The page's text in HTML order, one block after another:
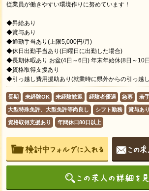
従業員が働きやすい環境作りに努めています！
◆昇給あり
◆賞与あり
◆通勤手当あり(上限5,000円/月)
◆休日出勤手当あり(日曜日に出勤した場合)
◆長期休暇あり お盆(4日～6日) 年末年始休(8日～10
◆資格取得支援あり
◆引っ越し費用援助あり(就業時に県外からの引っ越
長期 未経験OK 未経験歓迎 経験者優遇 急募 若
大型特殊免許、大型免許等尚良し シフト勤務 賞与あり
資格取得支援あり 年間休日80日以上